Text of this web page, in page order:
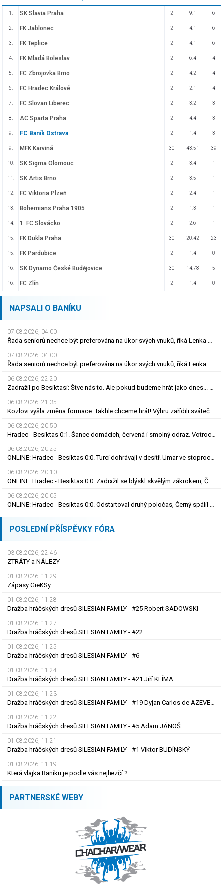
1. SK Slavia Praha 2 9:1 6
2. FK Jablonec 2 4:1 6
3. FK Teplice 2 4:1 6
4. FK Mladá Boleslav 2 6:4 4
5. FC Zbrojovka Brno 2 4:2 4
6. FC Hradec Králové 2 2:1 4
7. FC Slovan Liberec 2 3:2 3
8. AC Sparta Praha 2 4:4 3
9. FC Baník Ostrava 2 1:4 3
9. MFK Karviná 30 43:51 39
10. SK Sigma Olomouc 2 3:4 1
11. SK Artis Brno 2 3:5 1
12. FC Viktoria Plzeň 2 2:4 1
13. Bohemians Praha 1905 2 1:3 1
14. 1. FC Slovácko 2 2:6 1
15. FK Dukla Praha 30 20:42 23
15. FK Pardubice 2 1:4 0
16. SK Dynamo České Budějovice 30 14:78 5
16. FC Zlín 2 1:4 0
NAPSALI O BANÍKU
07.08.2026, 04.00
Řada seniorů nechce být preferována na úkor svých vnuků, říká Lenka Desatová
07.08.2026, 04.00
Řada seniorů nechce být preferována na úkor svých vnuků, říká Lenka Desatová
06.08.2026, 22.20
Zadražil po Besiktasi: Štve nás to. Ale pokud budeme hrát jako dnes... Co se stalo u gólu?
06.08.2026, 21.35
Kozlovi vyšla změna formace: Takhle chceme hrát! Výhru zařídili sváteční hlavičkáři
06.08.2026, 20.50
Hradec - Besiktas 0:1. Šance domácích, červená i smolný odraz. Votroci budou dotahovat
06.08.2026, 20.25
ONLINE: Hradec - Besiktas 0:0. Turci dohrávají v desíti! Umar ve stoprocentní šanci selhal
06.08.2026, 20.10
ONLINE: Hradec - Besiktas 0:0. Zadražil se blýskl skvělým zákrokem, Černý nedal tutovku
06.08.2026, 20.05
ONLINE: Hradec - Besiktas 0:0. Odstartoval druhý poločas, Černý spálil obrovskou šanci
POSLEDNÍ PŘÍSPĚVKY FÓRA
03.08.2026, 22.46
ZTRÁTY a NÁLEZY
01.08.2026, 11.29
Zápasy GieKSy
01.08.2026, 11.28
Dražba hráčských dresů SILESIAN FAMILY - #25 Robert SADOWSKI
01.08.2026, 11.27
Dražba hráčských dresů SILESIAN FAMILY - #22
01.08.2026, 11.25
Dražba hráčských dresů SILESIAN FAMILY - #6
01.08.2026, 11.24
Dražba hráčských dresů SILESIAN FAMILY - #21 Jiří KLÍMA
01.08.2026, 11.23
Dražba hráčských dresů SILESIAN FAMILY - #19 Dyjan Carlos de AZEVEDO
01.08.2026, 11.22
Dražba hráčských dresů SILESIAN FAMILY - #5 Adam JÁNOŠ
01.08.2026, 11.21
Dražba hráčských dresů SILESIAN FAMILY - #1 Viktor BUDÍNSKÝ
01.08.2026, 11.19
Která vlajka Baníku je podle vás nejhezčí ?
PARTNERSKÉ WEBY